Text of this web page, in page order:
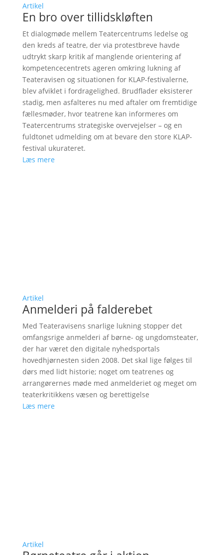
Artikel
En bro over tillidskløften
Et dialogmøde mellem Teatercentrums ledelse og
den kreds af teatre, der via protestbreve havde
udtrykt skarp kritik af manglende orientering af
kompetencecentrets ageren omkring lukning af
Teateravisen og situationen for KLAP-festivalerne,
blev afviklet i fordragelighed. Brudflader eksisterer
stadig, men asfalteres nu med aftaler om fremtidige
fællesmøder, hvor teatrene kan informeres om
Teatercentrums strategiske overvejelser – og en
fuldtonet udmelding om at bevare den store KLAP-
festival ukurateret.
Læs mere
Artikel
Anmelderi på falderebet
Med Teateravisens snarlige lukning stopper det
omfangsrige anmelderi af børne- og ungdomsteater,
der har været den digitale nyhedsportals
hovedhjørnesten siden 2008. Det skal lige følges til
dørs med lidt historie; noget om teatrenes og
arrangørernes møde med anmelderiet og meget om
teaterkritikkens væsen og berettigelse
Læs mere
Artikel